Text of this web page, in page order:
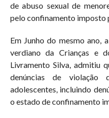
de abuso sexual de
pelo confinamento imposto
Em Junho do mesmo ano,
verdiano da Crianças e
Livramento Silva, admitiu
denúncias de
adolescentes, incluindo
o estado de confinamento